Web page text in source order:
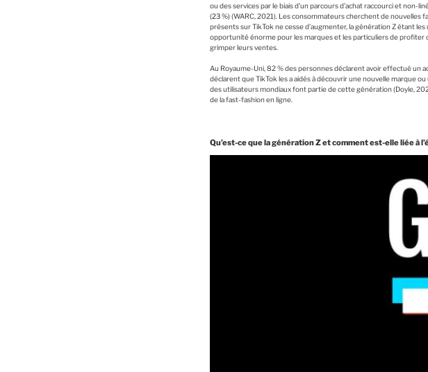
ou des services par le biais d’un parcours d’achat raccourci et non-
(23 %)(WARC, 2021). Les consommateurs cherchent de nouvelles
présents sur TikTok ne cesse d’augmenter, la génération Z étant
opportunité énorme pour les marques et les particuliers de profiter
grimper leurs ventes.
Au Royaume-Uni, 82 % des personnes déclarent avoir effectué un
déclarent que TikTok les a aidés à découvrir une nouvelle marque
des utilisateurs mondiaux font partie de cette génération (Doyle,
de la fast-fashion en ligne.
Qu’est-ce que la génération Z et comment est-elle liée à